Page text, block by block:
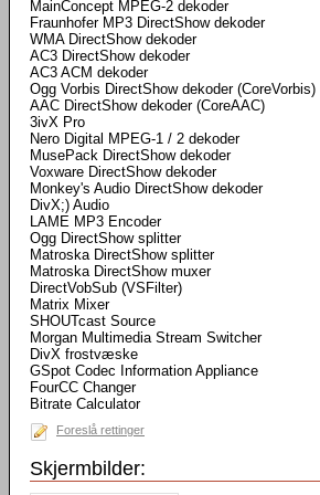
MainConcept MPEG-2 dekoder
Fraunhofer MP3 DirectShow dekoder
WMA DirectShow dekoder
AC3 DirectShow dekoder
AC3 ACM dekoder
Ogg Vorbis DirectShow dekoder (CoreVorbis)
AAC DirectShow dekoder (CoreAAC)
3ivX Pro
Nero Digital MPEG-1 / 2 dekoder
MusePack DirectShow dekoder
Voxware DirectShow dekoder
Monkey's Audio DirectShow dekoder
DivX;) Audio
LAME MP3 Encoder
Ogg DirectShow splitter
Matroska DirectShow splitter
Matroska DirectShow muxer
DirectVobSub (VSFilter)
Matrix Mixer
SHOUTcast Source
Morgan Multimedia Stream Switcher
DivX frostvæske
GSpot Codec Information Appliance
FourCC Changer
Bitrate Calculator
Foreslå rettinger
Skjermbilder: